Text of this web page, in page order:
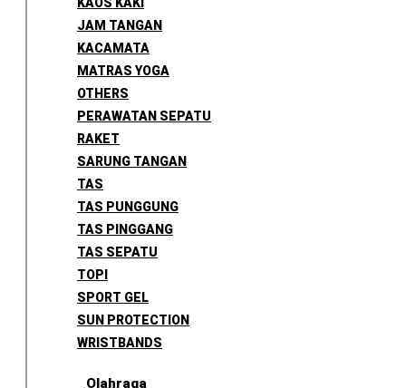
JAM TANGAN
KACAMATA
MATRAS YOGA
OTHERS
PERAWATAN SEPATU
RAKET
SARUNG TANGAN
TAS
TAS PUNGGUNG
TAS PINGGANG
TAS SEPATU
TOPI
SPORT GEL
SUN PROTECTION
WRISTBANDS
Olahraga